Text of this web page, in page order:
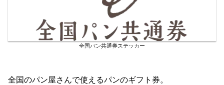
全国パン共通券ステッカー
全国のパン屋さんで使えるパンのギフト券。